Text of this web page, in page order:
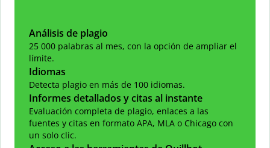
Análisis de plagio
25 000 palabras al mes, con la opción de ampliar el
límite.
Idiomas
Detecta plagio en más de 100 idiomas.
Informes detallados y citas al instante
Evaluación completa de plagio, enlaces a las
fuentes y citas en formato APA, MLA o Chicago con
un solo clic.